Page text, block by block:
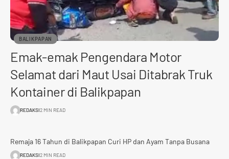
BALIKPAPAN
Emak-emak Pengendara Motor
Selamat dari Maut Usai Ditabrak Truk
Kontainer di Balikpapan
REDAKSI2 MIN READ
Remaja 16 Tahun di Balikpapan Curi HP dan Ayam Tanpa Busana
REDAKSI2 MIN READ